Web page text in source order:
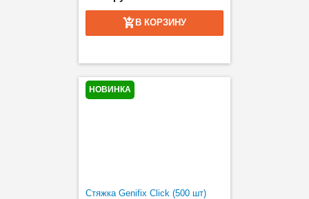
В КОРЗИНУ
НОВИНКА
Стяжка Genifix Click (500 шт)